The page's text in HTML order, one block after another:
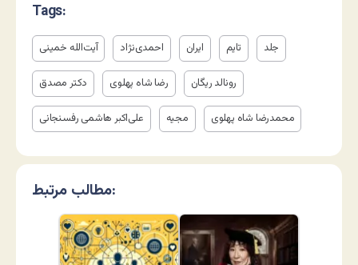
Tags:
آیت‌الله خمینی احمدی‌نژاد ایران تایم جلد
دکتر مصدق رضا شاه پهلوی رونالد ریگان
علی‌اکبر هاشمی رفسنجانی مجیه محمدرضا شاه پهلوی
مطالب مرتبط: